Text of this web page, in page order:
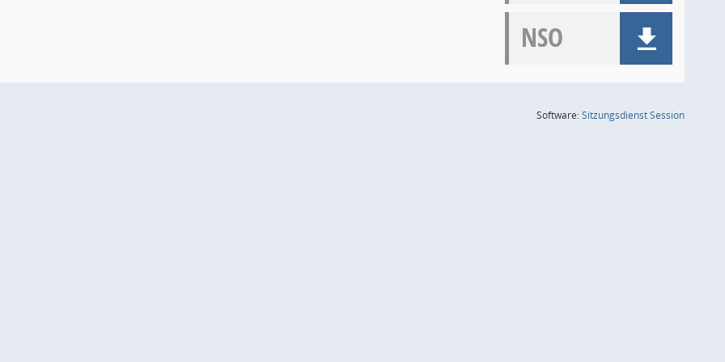
NSO
Software:SitzungsdienstSession(Wird in